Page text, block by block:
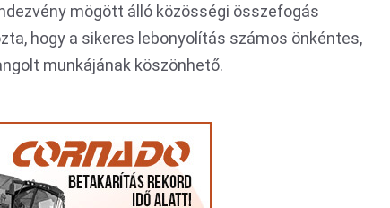
mögött álló közösségi összefogás
hogy a sikeres lebonyolítás számos önkéntes,
munkájának köszönhető.